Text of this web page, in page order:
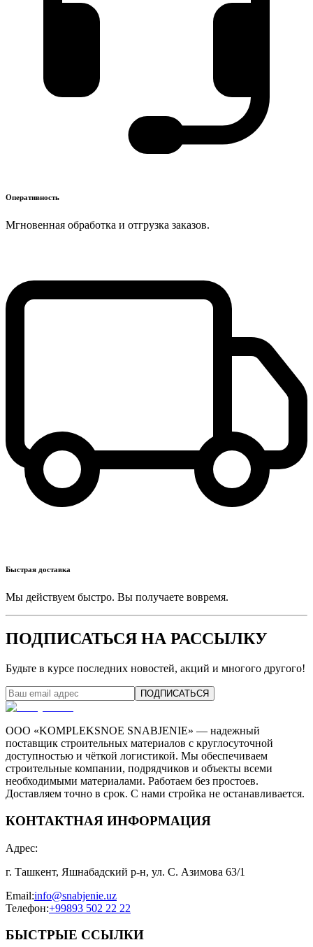
Оперативность
Мгновенная обработка и отгрузка заказов.
Быстрая доставка
Мы действуем быстро. Вы получаете вовремя.
ПОДПИСАТЬСЯ НА РАССЫЛКУ
Будьте в курсе последних новостей, акций и многого другого!
ПОДПИСАТЬСЯ
ООО «KOMPLEKSNOE SNABJENIE» — надежный
поставщик строительных материалов с круглосуточной
доступностью и чёткой логистикой. Мы обеспечиваем
строительные компании, подрядчиков и объекты всеми
необходимыми материалами. Работаем без простоев.
Доставляем точно в срок. С нами стройка не останавливается.
КОНТАКТНАЯ ИНФОРМАЦИЯ
Адрес:
г. Ташкент, Яшнабадский р-н, ул. С. Азимова 63/1
Email:info@snabjenie.uz
Телефон:+99893 502 22 22
БЫСТРЫЕ ССЫЛКИ